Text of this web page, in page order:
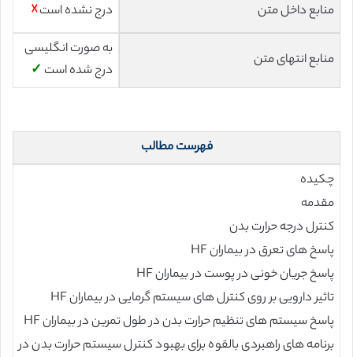
منابع داخل متن
درج نشده است☓
منابع انتهای متن
به صورت انگلیسی
درج شده است ✓
فهرست مطالب
چکیده
مقدمه
کنترل درجه حرارت بدن
پاسخ های تعرق در بیماران HF
پاسخ جریان خونی در پوست در بیماران HF
تاثیر دارویی بر روی کنترل های سیستم گرمایی در بیماران HF
پاسخ سیستم های تنظیم حرارت بدن در طول تمرین در بیماران HF
برنامه های راهبردی بالقوه برای بهبود کنترل سیستم حرارت بدن در